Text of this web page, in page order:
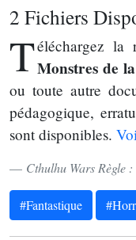
2 Fichiers
Téléchargez la
Monstres de
ou toute autre
pédagogique,
sont disponibles.
Cthulhu Wars Règle :
#Fantastique